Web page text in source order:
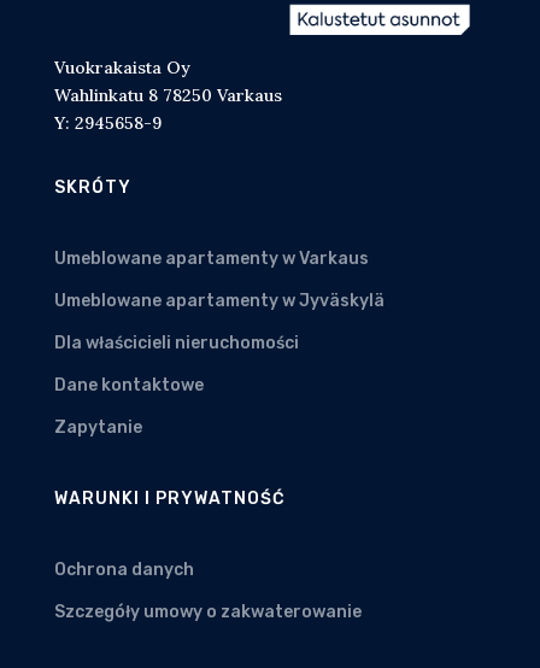
Vuokrakaista Oy
Wahlinkatu 8 78250 Varkaus
Y: 2945658-9
SKRÓTY
Umeblowane apartamenty w Varkaus
Umeblowane apartamenty w Jyväskylä
Dla właścicieli nieruchomości
Dane kontaktowe
Zapytanie
WARUNKI I PRYWATNOŚĆ
Ochrona danych
Szczegóły umowy o zakwaterowanie